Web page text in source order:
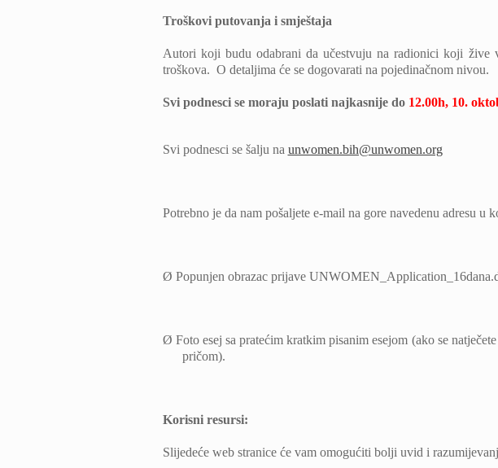
Troškovi putovanja i smještaja
Autori koji budu odabrani da učestvuju na radionici koji žive
troškova. O detaljima će se dogovarati na pojedinačnom nivou.
Svi podnesci se moraju poslati najkasnije do 12.00h, 10.
Svi podnesci se šalju na unwomen.bih@unwomen.org
Potrebno je da nam pošaljete e-mail na gore navedenu adresu u
Ø Popunjen obrazac prijave
Ø Foto esej sa pratećim kratkim pisanim esejom (ako se
pričom).
Korisni resursi:
Slijedeće web stranice će vam omogućiti bolji uvid i